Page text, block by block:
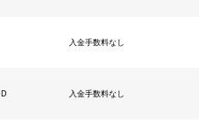
入金手数料なし
入金手数料なし